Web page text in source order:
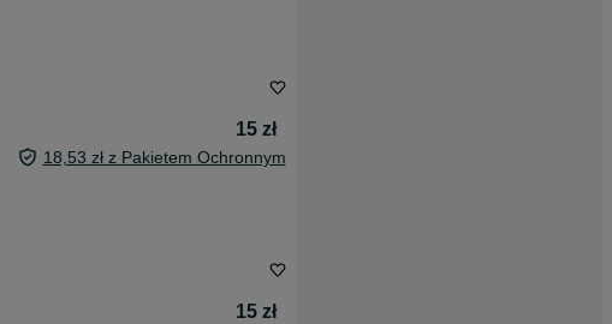
15 zł
18,53 zł z Pakietem Ochronnym
15 zł